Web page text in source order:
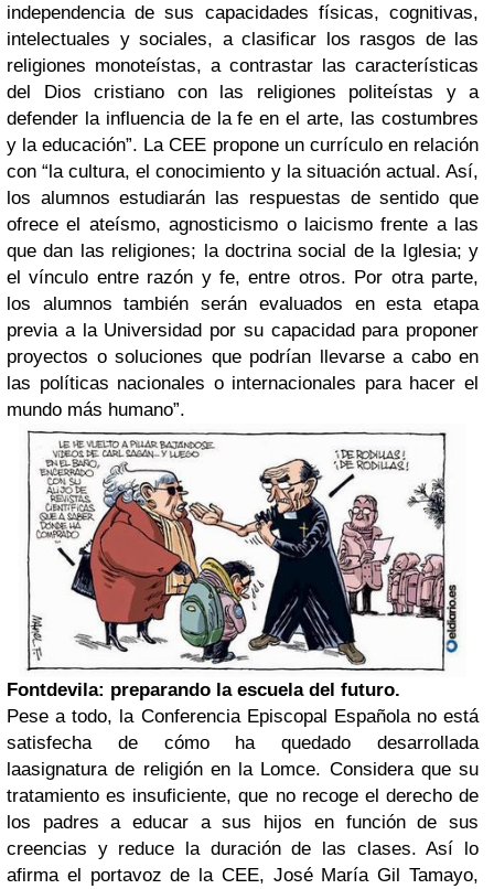
independencia de sus capacidades físicas, cognitivas,
intelectuales y sociales, a clasificar los rasgos de las
religiones monoteístas, a contrastar las características
del Dios cristiano con las religiones politeístas y a
defender la influencia de la fe en el arte, las costumbres
y la educación”. La CEE propone un currículo en relación
con “la cultura, el conocimiento y la situación actual. Así,
los alumnos estudiarán las respuestas de sentido que
ofrece el ateísmo, agnosticismo o laicismo frente a las
que dan las religiones; la doctrina social de la Iglesia; y
el vínculo entre razón y fe, entre otros. Por otra parte,
los alumnos también serán evaluados en esta etapa
previa a la Universidad por su capacidad para proponer
proyectos o soluciones que podrían llevarse a cabo en
las políticas nacionales o internacionales para hacer el
mundo más humano”.
Fontdevila: preparando la escuela del futuro.
Pese a todo, la Conferencia Episcopal Española no está
satisfecha de cómo ha quedado desarrollada
laasignatura de religión en la Lomce. Considera que su
tratamiento es insuficiente, que no recoge el derecho de
los padres a educar a sus hijos en función de sus
creencias y reduce la duración de las clases. Así lo
afirma el portavoz de la CEE, José María Gil Tamayo,